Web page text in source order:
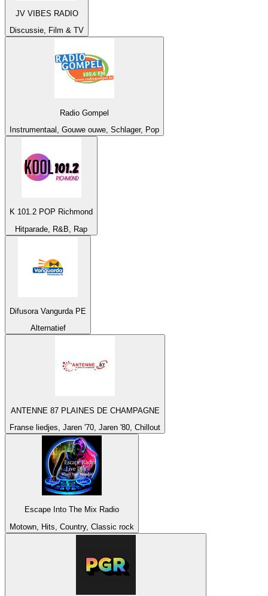
JV VIBES RADIO
Discussie, Film & TV
Radio Gompel
Instrumentaal, Gouwe ouwe, Schlager, Pop
K 101.2 POP Richmond
Hitparade, R&B, Rap
Difusora Vangurda PE
Alternatief
ANTENNE 87 PLAINES DE CHAMPAGNE
Franse liedjes, Jaren '70, Jaren '80, Chillout
Escape Into The Mix Radio
Motown, Hits, Country, Classic rock